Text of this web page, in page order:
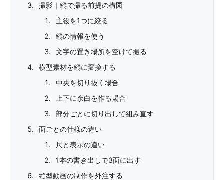
撮影｜縦で撮る前提の構図
主役を1つに絞る
縦の情報を使う
文字の置き場所を空けて撮る
横型素材を縦に変換する
中央を切り抜く場合
上下に余白を作る場合
部分ごとに切り出して組み直す
面ごとの仕様の違い
尺と表示の違い
1本の書き出しで3面に出す
縦型動画の制作を外注する